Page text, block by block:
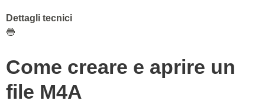
Dettagli tecnici
🔵
Come creare e aprire un
file M4A